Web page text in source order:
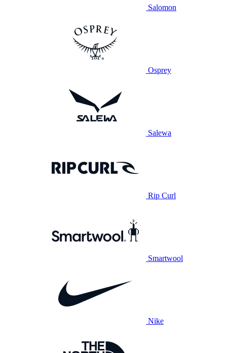
Salomon
Osprey
Salewa
Rip Curl
Smartwool
Nike